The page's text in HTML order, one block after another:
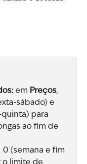
em Preços,
sábado) e
quinta) para
ao fim de
0 (semana e fim